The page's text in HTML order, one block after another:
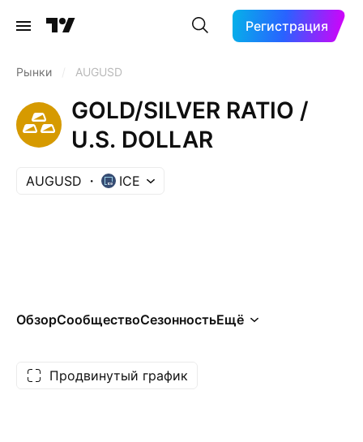
Регистрация
Рынки AUGUSD
GOLD/SILVER RATIO /
U.S. DOLLAR
AUGUSD ICE
ОбзорСообществоСезонностьЕщё
Продвинутый график